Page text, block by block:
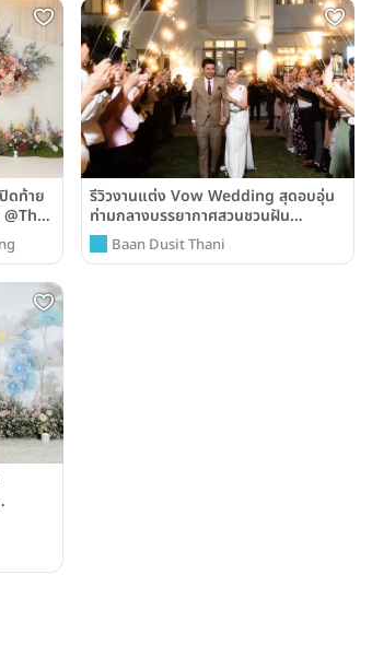
ดท้าย
รีวิวงานแต่ง Vow Wedding สุดอบอุ่น
ท่ามกลางบรรยากาศสวนชวนฝัน
@Baan Dusit Thani
Baan Dusit Thani